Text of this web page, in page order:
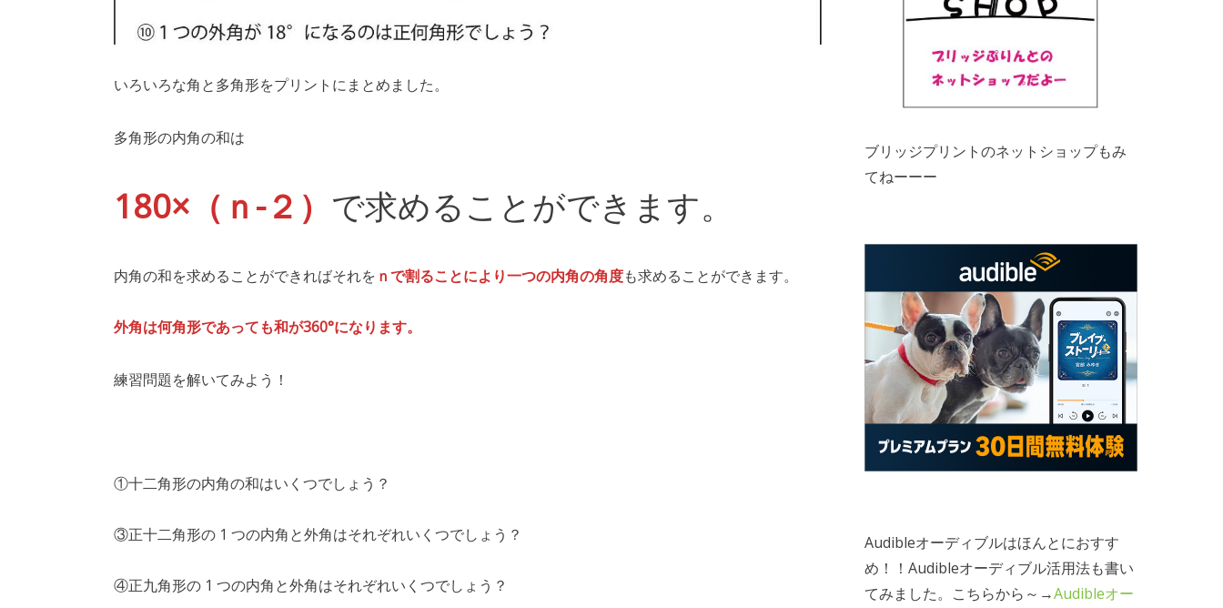
いろいろな角と多角形をプリントにまとめました。
多角形の内角の和は
180×（ｎ-２） で求めることができます。
内角の和を求めることができればそれを ｎで割ることにより一つの内角の角度も求めることができます。
外角は何角形であっても和が360°になります。
練習問題を解いてみよう！
①十二角形の内角の和はいくつでしょう？
③正十二角形の 1 つの内角と外角はそれぞれいくつでしょう？
④正九角形の 1 つの内角と外角はそれぞれいくつでしょう？
ブリッジプリントのネットショップもみ
てねーーー
Audibleオーディブルはほんとにおすす
め！！Audibleオーディブル活用法も書い
てみました。こちらから～→Audibleオー